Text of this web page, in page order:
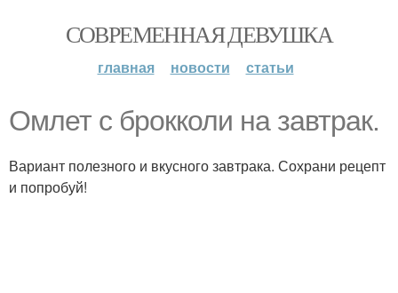
СОВРЕМЕННАЯ ДЕВУШКА
главная новости статьи
Омлет с брокколи на завтрак.
Вариант полезного и вкусного завтрака. Сохрани рецепт
и попробуй!